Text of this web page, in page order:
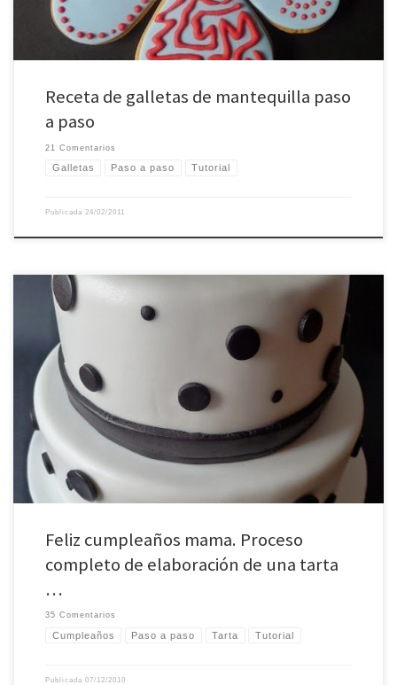
Receta de galletas de mantequilla paso
a paso
21 Comentarios
Galletas Paso a paso Tutorial
Publicada 24/02/2011
Cuando mi madre nació su cumpleaños era un día normal y corriente, pero
después llegó 1978 y se convirtió en un día festivo: el día de la Constitución.
Que sea un día de fiesta nacional y en medio de uno de los puentes más
grandes del año, te permite (si […]
Feliz cumpleaños mama. Proceso
completo de elaboración de una tarta
…
35 Comentarios
Cumpleaños Paso a paso Tarta Tutorial
Publicada 07/12/2010